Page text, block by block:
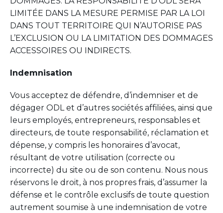
LIMITÉE DANS LA MESURE PERMISE PAR LA LOI
DANS TOUT TERRITOIRE QUI N’AUTORISE PAS
L’EXCLUSION OU LA LIMITATION DES DOMMAGES
ACCESSOIRES OU INDIRECTS.
Indemnisation
Vous acceptez de défendre, d’indemniser et de
dégager ODL et d’autres sociétés affiliées, ainsi que
leurs employés, entrepreneurs, responsables et
directeurs, de toute responsabilité, réclamation et
dépense, y compris les honoraires d’avocat,
résultant de votre utilisation (correcte ou
incorrecte) du site ou de son contenu. Nous nous
réservons le droit, à nos propres frais, d’assumer la
défense et le contrôle exclusifs de toute question
autrement soumise à une indemnisation de votre